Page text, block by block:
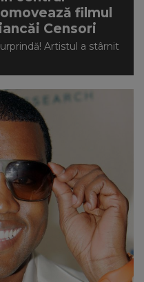
filmul
Censori
Artistul a stârnit